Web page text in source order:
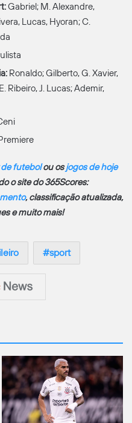
Gabriel; M. Alexandre,
Lucas, Hyoran; C.
Ronaldo; Gilberto, G. Xavier,
Ribeiro, J. Lucas; Ademir,
futebolou osjogos de hoje
o site do 365Scores:
, classificação atualizada,
e muito mais!
sport